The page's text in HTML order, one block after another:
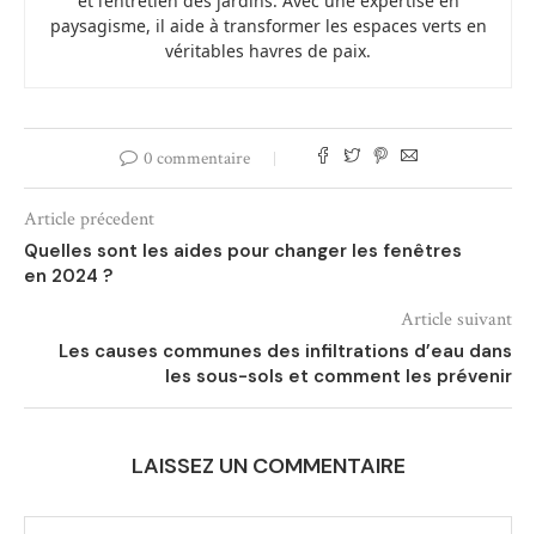
paysagisme, il aide à transformer les espaces verts en
véritables havres de paix.
0 commentaire
Article précedent
Quelles sont les aides pour changer les fenêtres
en 2024 ?
Article suivant
Les causes communes des infiltrations d’eau dans
les sous-sols et comment les prévenir
LAISSEZ UN COMMENTAIRE